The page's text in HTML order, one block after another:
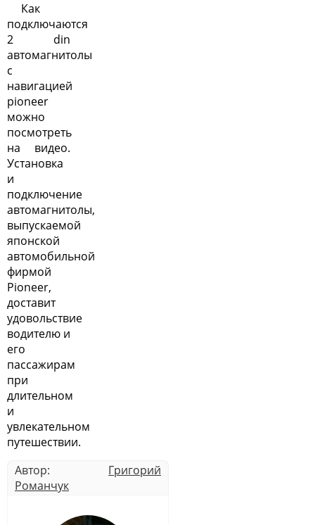
Как
подключаются
2 din
автомагнитолы
с
навигацией
pioneer
можно
посмотреть
на видео.
Установка
и
подключение
автомагнитолы,
выпускаемой
японской
автомобильной
фирмой
Pioneer,
доставит
удовольствие
водителю и
его
пассажирам
при
длительном
и
увлекательном
путешествии.
Автор: Григорий
Романчук